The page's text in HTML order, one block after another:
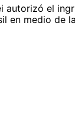
autorizó el
en medio de